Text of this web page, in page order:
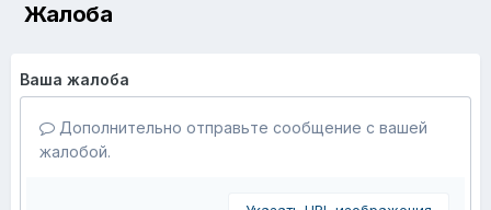
Жалоба
Ваша жалоба
Дополнительно отправьте сообщение с вашей
жалобой.